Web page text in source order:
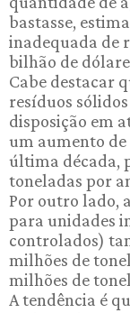
bastasse,
inadequada de
bilhão de
Cabe destacar
resíduos
disposição em
um aumento de
última década,
toneladas por
Por outro lado,
para unidades
controlados)
milhões de
milhões de
A tendência é